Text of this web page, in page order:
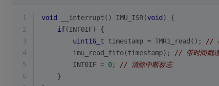
1 void __interrupt() IMU_ISR(void ) {
2
if(INT0IF) {
3
uint16_t timestamp = TMR1_read(); //
4
        imu_read_fifo(timestamp);
// 带时间戳
5
        INT0IF =
0; // 清除中断标志
6
    }